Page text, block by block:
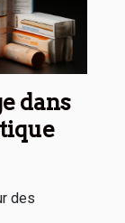
dans
des